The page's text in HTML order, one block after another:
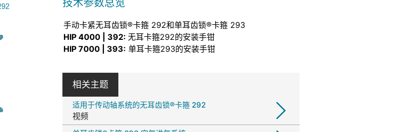
手动卡紧无耳齿锁®卡箍 292和单耳齿锁®卡箍 293
HIP 4000 | 392: 无耳卡箍292的安装手钳
HIP 7000 | 393: 单耳卡箍293的安装手钳
相关主题
适用于传动轴系统的无耳齿锁®卡箍 292
视频